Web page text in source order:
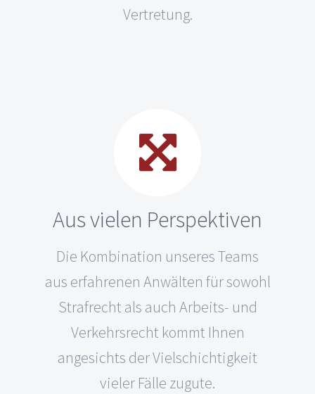
Vertretung.
Aus vielen Perspektiven
Die Kombination unseres Teams
aus erfahrenen Anwälten für sowohl
Strafrecht als auch Arbeits- und
Verkehrsrecht kommt Ihnen
angesichts der Vielschichtigkeit
vieler Fälle zugute.